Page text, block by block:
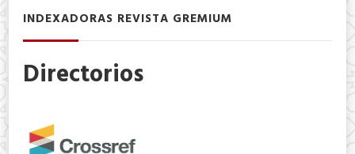
INDEXADORAS REVISTA GREMIUM
Directorios